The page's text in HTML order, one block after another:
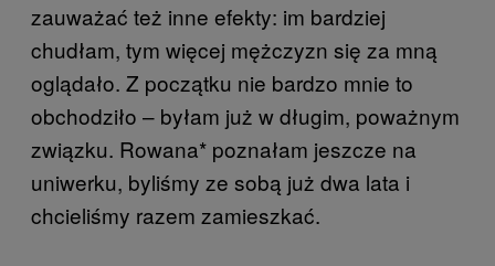
zauważać też inne efekty: im bardziej
chudłam, tym więcej mężczyzn się za mną
oglądało. Z początku nie bardzo mnie to
obchodziło – byłam już w długim, poważnym
związku. Rowana* poznałam jeszcze na
uniwerku, byliśmy ze sobą już dwa lata i
chcieliśmy razem zamieszkać.